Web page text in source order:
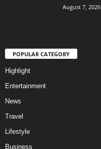
August 7, 2026
POPULAR CATEGORY
Highlight
Entertainment
News
Travel
Lifestyle
Business